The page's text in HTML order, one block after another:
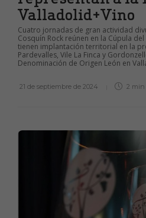
Valladolid+Vino
Cuatro jornadas de gran actividad
Cosquín Rock reúnen en la Cúpula
tienen implantación territorial en la
Pardevalles, Vile La Finca y
Denominación de Origen León en
21 de septiembre de 2024 2 min